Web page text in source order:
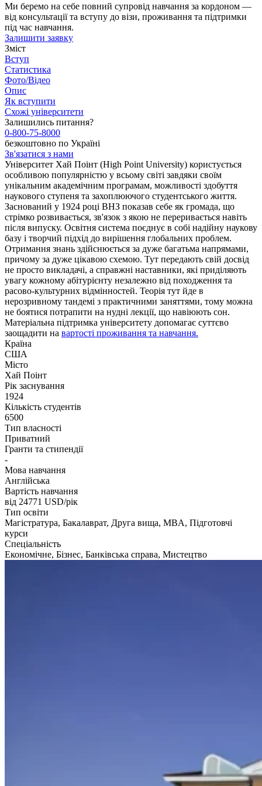
Ми беремо на себе повний супровід навчання за кордоном —
від консультації та вступу до візи, проживання та підтримки
під час навчання.
Залишити заявку
Зміст
Вступ
Статистика
Фото/Відео
Опис
Як вступити
Схожі університети
Залишились питання?
0-800-75-8000
безкоштовно по Україні
Зв'язатися з нами
Університет Хай Поінт (High Point University) користується
особливою популярністю у всьому світі завдяки своїм
унікальним академічним програмам, можливості здобуття
наукового ступеня та захоплюючого студентського життя.
Заснований у 1924 році ВНЗ показав себе як громада, що
стрімко розвивається, зв'язок з якою не переривається навіть
після випуску. Освітня система поєднує в собі надійну наукову
базу і творчий підхід до вирішення глобальних проблем.
Отримання знань здійснюється за дуже багатьма напрямами,
причому за дуже цікавою схемою. Тут передають свій досвід
не просто викладачі, а справжні наставники, які приділяють
увагу кожному абітурієнту незалежно від походження та
расово-культурних відмінностей. Теорія тут йде в
нерозривному тандемі з практичними заняттями, тому можна
не боятися потрапити на нудні лекції, що навіюють сон.
Матеріальна підтримка університету допомагає суттєво
заощадити на вартості проживання та навчання.
Країна
США
Місто
Хай Поінт
Рік заснування
1924
Кількість студентів
6500
Тип власності
Приватний
Гранти та стипендії
-
Мова навчання
Англійська
Вартість навчання
від 24771 USD/рік
Тип освіти
Магістратура, Бакалаврат, Друга вища, MBA, Підготовчі
курси
Спеціальність
Економічне, Бізнес, Банківська справа, Мистецтво